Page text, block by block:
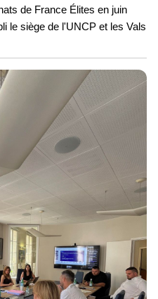
de France Élites en juin
le siège de l'UNCP et les Vals